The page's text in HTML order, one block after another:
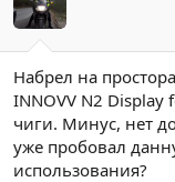
е
м
ы
л
а
Набрел на
INNOVV N2
чиги. Минус, нет
уже пробовал
использования?